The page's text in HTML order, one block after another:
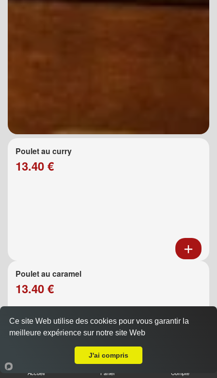
Poulet au curry
13.40 €
Poulet au caramel
13.40 €
Accueil Panier Compte
Ce site Web utilise des cookies pour vous garantir la
meilleure expérience sur notre site Web
J'ai compris